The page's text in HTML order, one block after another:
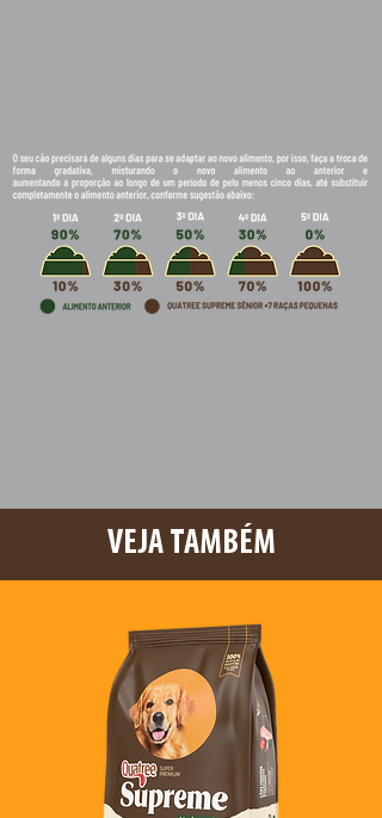
VEJA TAMBÉM